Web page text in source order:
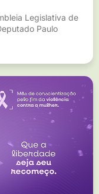
Legislativa de
Paulo